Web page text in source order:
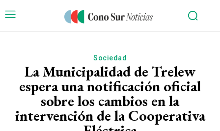
Sociedad
La Municipalidad de Trelew
espera una notificación oficial
sobre los cambios en la
intervención de la Cooperativa